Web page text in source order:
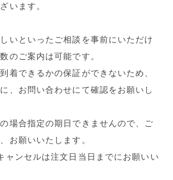
います。
いといったご相談を事前にいただけ
のご案内は可能です。
着できるかの保証ができないため、
、お問い合わせにて確認をお願いし
場合指定の期日できませんので、ご
お願いいたします。
ャンセルは注文日当日までにお願いい